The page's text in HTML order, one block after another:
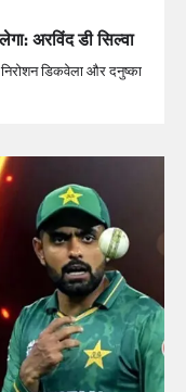
अरविंद डी सिल्वा
डिकवेला और दनुष्का